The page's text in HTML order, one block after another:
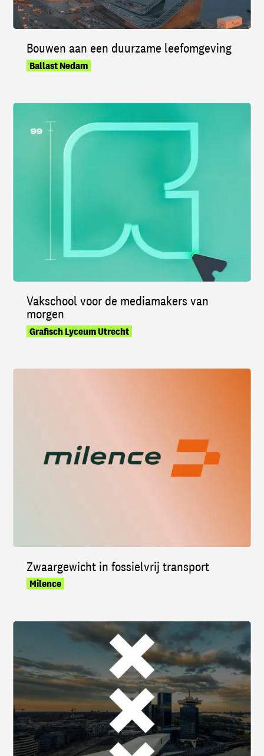
Bouwen aan een duurzame leefomgeving
Ballast Nedam
Vakschool voor de mediamakers van
morgen
Grafisch Lyceum Utrecht
Zwaargewicht in fossielvrij transport
Milence